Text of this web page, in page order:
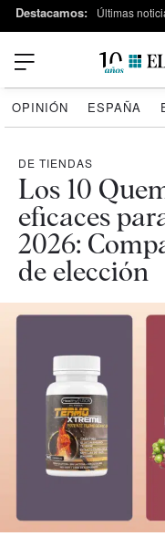
Destacamos: Últimas
OPINIÓN ESPAÑA
DE TIENDAS
Los 10
eficaces
2026:
de elección